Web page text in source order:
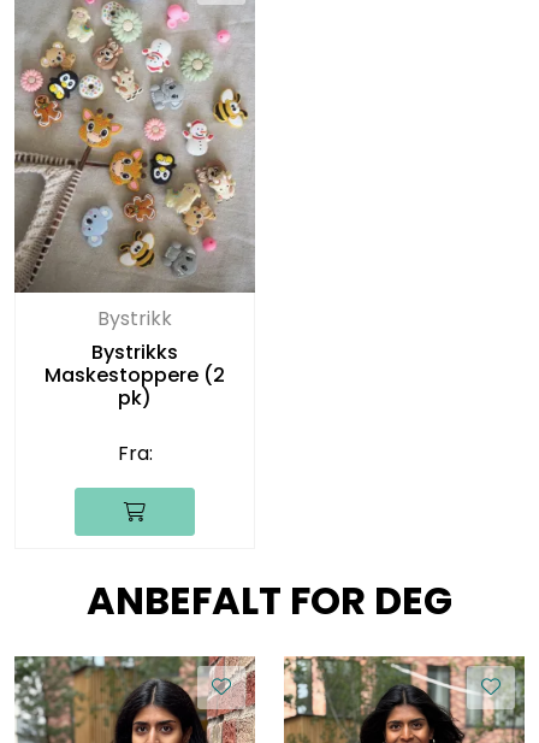
Bystrikk
Bystrikks
Maskestoppere (2
pk)
Fra:
ANBEFALT FOR DEG